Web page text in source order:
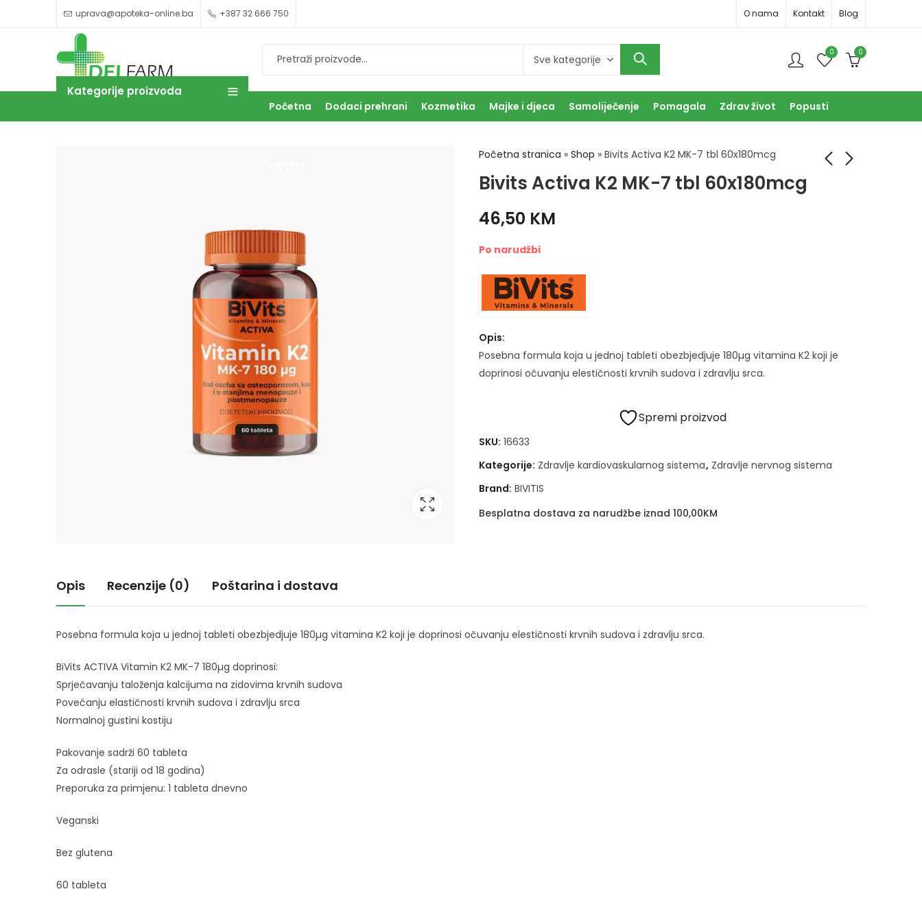
uprava@apoteka-online.ba +387 32 666 750 O nama Kontakt Blog
0 0
Kategorije proizvoda
Početna Dodaci prehrani Kozmetika Majke i djeca Samoliječenje Pomagala Zdrav život Popusti
Početna stranica » Shop » Bivits Activa K2 MK-7 tbl 60x180mcg
Bivits Activa K2 MK-7 tbl 60x180mcg
46,50 KM
Po narudžbi
Opis:
Posebna formula koja u jednoj tableti obezbjedjuje 180µg vitamina K2 koji je
doprinosi očuvanju elestičnosti krvnih sudova i zdravlju srca.
Spremi proizvod
SKU: 16633
Kategorije: Zdravlje kardiovaskularnog sistema, Zdravlje nervnog sistema
Brand: BIVITIS
Besplatna dostava za narudžbe iznad 100,00KM
Opis Recenzije (0) Poštarina i dostava
Posebna formula koja u jednoj tableti obezbjedjuje 180µg vitamina K2 koji je doprinosi očuvanju elestičnosti krvnih sudova i zdravlju srca.
BiVits ACTIVA Vitamin K2 MK-7 180µg doprinosi:
Sprječavanju taloženja kalcijuma na zidovima krvnih sudova
Povećanju elastičnosti krvnih sudova i zdravlju srca
Normalnoj gustini kostiju
Pakovanje sadrži 60 tableta
Za odrasle (stariji od 18 godina)
Preporuka za primjenu: 1 tableta dnevno
Veganski
Bez glutena
60 tableta